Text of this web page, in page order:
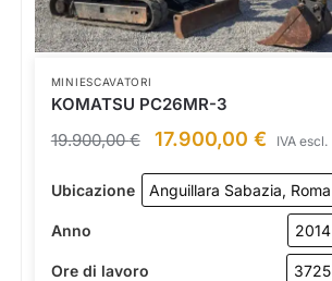
MINIESCAVATORI
KOMATSU PC26MR-3
19.900,00€ 17.900,00 € IVA escl.
Ubicazione Anguillara Sabazia, Roma
Anno 2014
Ore di lavoro 3725